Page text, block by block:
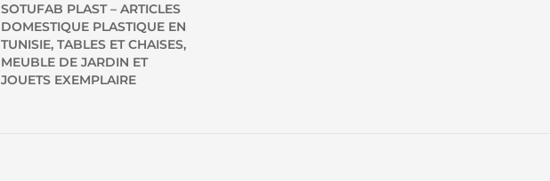
SOTUFAB PLAST – ARTICLES
DOMESTIQUE PLASTIQUE EN
TUNISIE, TABLES ET CHAISES,
MEUBLE DE JARDIN ET
JOUETS EXEMPLAIRE